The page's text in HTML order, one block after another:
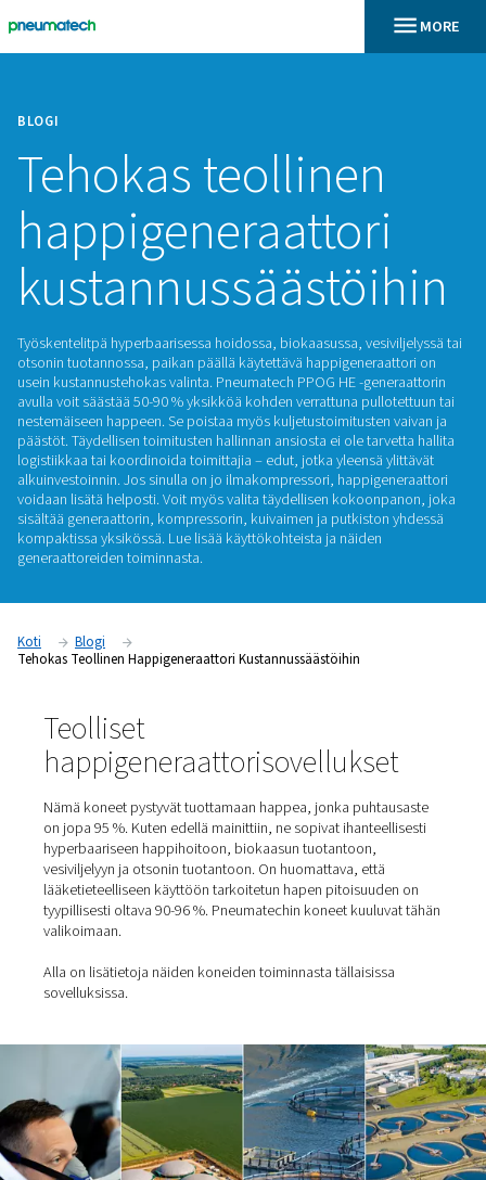
BLOGI
Tehokas teollinen
Työskentelitpä hyperbaarisessa hoidossa, biokaasussa,
otsonin tuotannossa, paikan päällä käytettävä
usein kustannustehokas valinta. Pneumatech PPOG HE -
avulla voit säästää 50-90 % yksikköä kohden verrattuna
nestemäiseen happeen. Se poistaa myös
päästöt. Täydellisen toimitusten hallinnan ansiosta ei ole
logistiikkaa tai koordinoida toimittajia – edut, jotka yleensä
alkuinvestoinnin. Jos sinulla on jo ilmakompressori,
sisältää generaattorin, kompressorin, kuivaimen ja
kompaktissa yksikössä. Lue lisää käyttökohteista ja näiden
Koti
Blogi
Tehokas Teollinen Happigeneraattori Kustannussäästöihin
Teolliset
hyperbaariseen happihoitoon, biokaasun tuotantoon,
vesiviljelyyn ja otsonin tuotantoon. On huomattava, että
lääketieteelliseen käyttöön tarkoitetun hapen
tyypillisesti oltava 90-96 %. Pneumatechin koneet
valikoimaan.